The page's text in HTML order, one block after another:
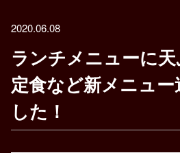
2020.06.08
ランチメニューに
定食など新メニュ
した！